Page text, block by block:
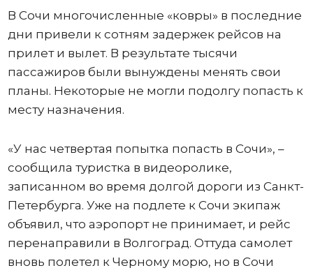
В Сочи многочисленные «ковры» в последние
дни привели к сотням задержек рейсов на
прилет и вылет. В результате тысячи
пассажиров были вынуждены менять свои
планы. Некоторые не могли подолгу попасть к
месту назначения.
«У нас четвертая попытка попасть в Сочи», –
сообщила туристка в видеоролике,
записанном во время долгой дороги из Санкт-
Петербурга. Уже на подлете к Сочи экипаж
объявил, что аэропорт не принимает, и рейс
перенаправили в Волгоград. Оттуда самолет
вновь полетел к Черному морю, но в Сочи